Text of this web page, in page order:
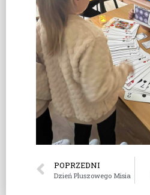
POPRZEDNI
Dzień Pluszowego Misia